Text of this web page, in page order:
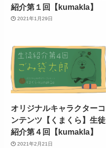
紹介第１回【kumakla】
2021年1月29日
オリジナルキャラクターコ
ンテンツ【くまくら】生徒
紹介第４回【kumakla】
2021年2月21日